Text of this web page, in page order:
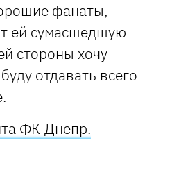
фанаты,
ей сумасшедшую
стороны хочу
отдавать всего
ФК Днепр.